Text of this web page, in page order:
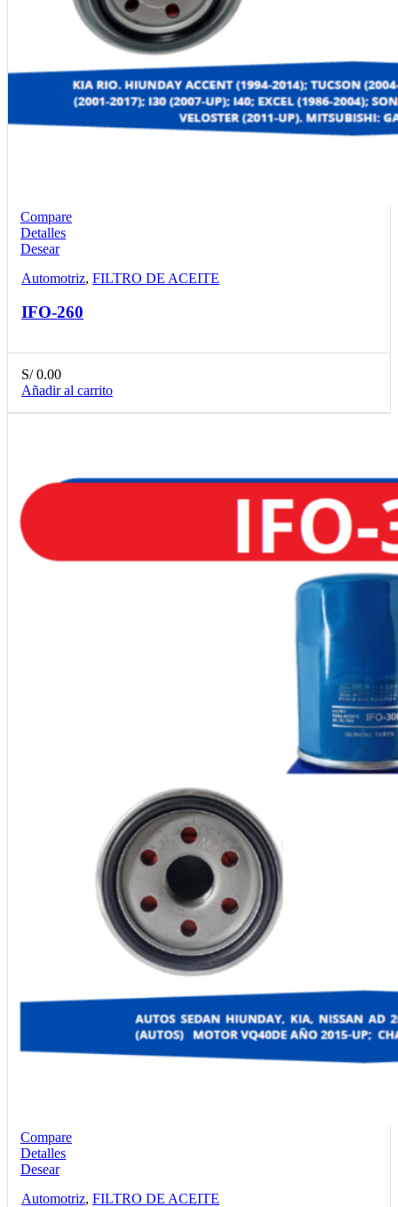
Compare
Detalles
Desear
Automotriz, FILTRO DE ACEITE
IFO-260
S/0.00
Añadir al carrito
Compare
Detalles
Desear
Automotriz, FILTRO DE ACEITE